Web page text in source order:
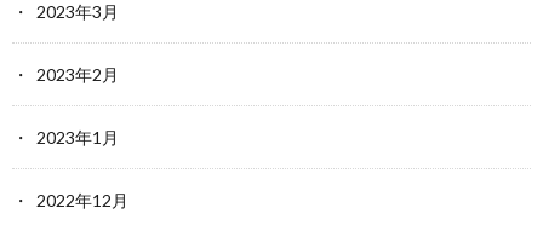
2023年3月
2023年2月
2023年1月
2022年12月